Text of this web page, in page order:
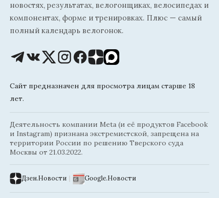
новостях, результатах, велогонщиках, велосипедах и
компонентах, форме и тренировках. Плюс — самый
полный календарь велогонок.
Сайт предназначен для просмотра лицам старше 18
лет.
Деятельность компании Meta (и её продуктов Facebook
и Instagram) признана экстремистской, запрещена на
территории России по решению Тверского суда
Москвы от 21.03.2022.
Дзен.Новости | Google.Новости